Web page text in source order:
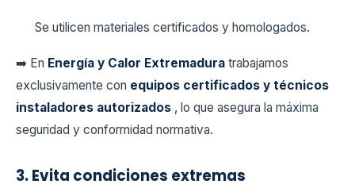
Se utilicen materiales certificados y homologados.
➡️ En Energía y Calor Extremadura trabajamos
exclusivamente con equipos certificados y técnicos
instaladores autorizados , lo que asegura la máxima
seguridad y conformidad normativa.
3. Evita condiciones extremas